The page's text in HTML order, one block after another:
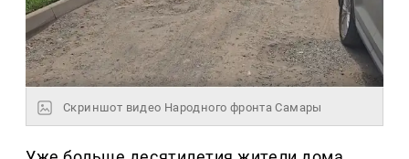
Скриншот видео Народного фронта Самары